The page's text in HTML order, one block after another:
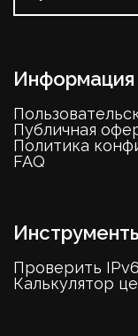
Информация
Публичная
Политика
FAQ
Проверить IPv6
Калькулятор